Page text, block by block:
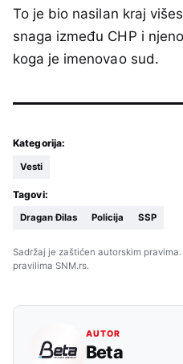
To je bio nasilan kraj
snaga između CHP i
koga je imenovao sud.
Kategorija:
Vesti
Tagovi:
Dragan Đilas Policija SSP
Sadržaj je zaštićen autorskim
pravilima SNM.rs.
AUTOR
Beta